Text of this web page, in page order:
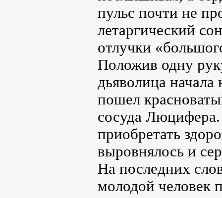
пульс почти не
летаргический
отлучки
Положив одну
дьяволица
пошел
сосуда
приобретать
выровнялось и
На последних
молодой человек